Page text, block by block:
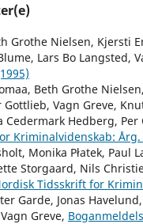
Grothe Nielsen, Kjersti
Lars Bo Langsted,
Beth Grothe
Vagn Greve,
Hedberg,
Kriminalvidenskab: Årg.
Monika Płatek,
Storgaard, Nils
Tidsskrift for
Garde, Jonas
Greve,